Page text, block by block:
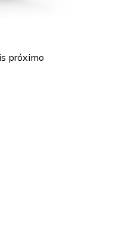
próximo